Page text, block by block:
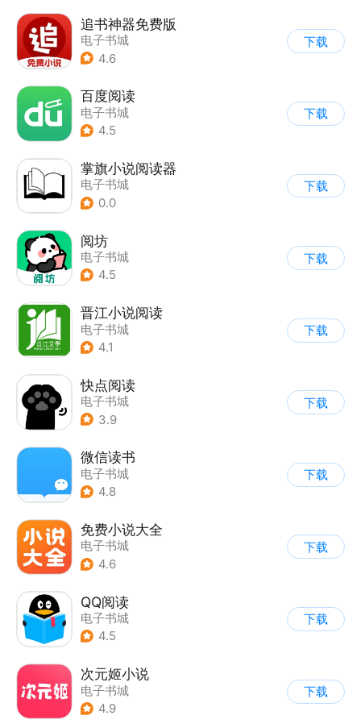
追书神器免费版
电子书城
4.6
下载
百度阅读
电子书城
4.5
下载
掌旗小说阅读器
电子书城
0.0
下载
阅坊
电子书城
4.5
下载
晋江小说阅读
电子书城
4.1
下载
快点阅读
电子书城
3.9
下载
微信读书
电子书城
4.8
下载
免费小说大全
电子书城
4.6
下载
QQ阅读
电子书城
4.5
下载
次元姬小说
电子书城
4.9
下载